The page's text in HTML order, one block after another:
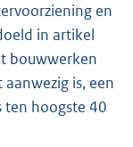
en
in artikel
bouwwerken
is, een
ten hoogste 40